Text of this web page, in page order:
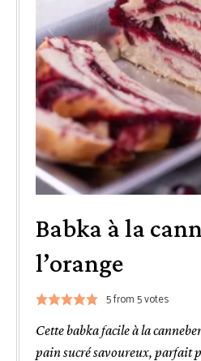
Babka à la
l’orange
5from5votes
Cette babka facile à la
pain sucré savoureux, parfait